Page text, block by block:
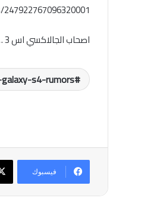
اصحاب الجالاكسي اس 3 … يمكنكم الان التقاط انفاسكم من جديد
s4-rumors
فيسبوك